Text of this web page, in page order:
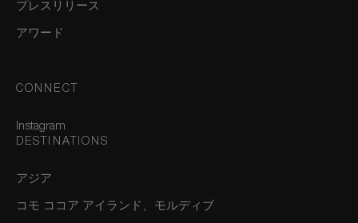
プレスリリース
アワード
CONNECT
Instagram
DESTINATIONS
アジア
コモ ココア アイランド、モルディブ